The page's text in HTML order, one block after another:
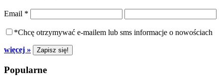
Email *
*Chcę otrzymywać e-mailem lub sms informacje o nowościach
więcej »
Popularne